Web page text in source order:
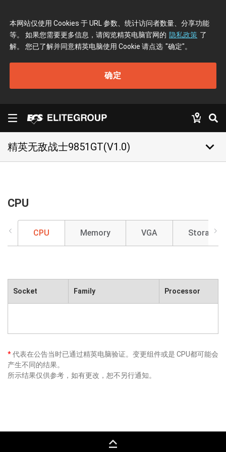
本网站仅使用 Cookies 于 URL 参数、统计访问者数量、分享功能
等。 如果您需要更多信息，请阅览精英电脑官网的 隐私政策 了
解。 您已了解并同意精英电脑使用 Cookie 请点选 "确定"。
确定
精英无敌战士9851GT(V1.0) keyboard_arrow_down
CPU
CPU Memory VGA Storage
Socket Family Processor
*代表在公告当时已通过精英电脑验证。变更组件或是 CPU都可能会
产生不同的结果。
所示结果仅供参考，如有更改，恕不另行通知。
keyboard_capslock